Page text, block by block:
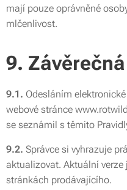
mají pouze oprávněné
mlčenlivost.
9.
9.1. Odesláním
webové stránce
se seznámil s těmito
9.2. Správce si vyhrazuje
aktualizovat. Aktuální verze
stránkách prodávajícího.